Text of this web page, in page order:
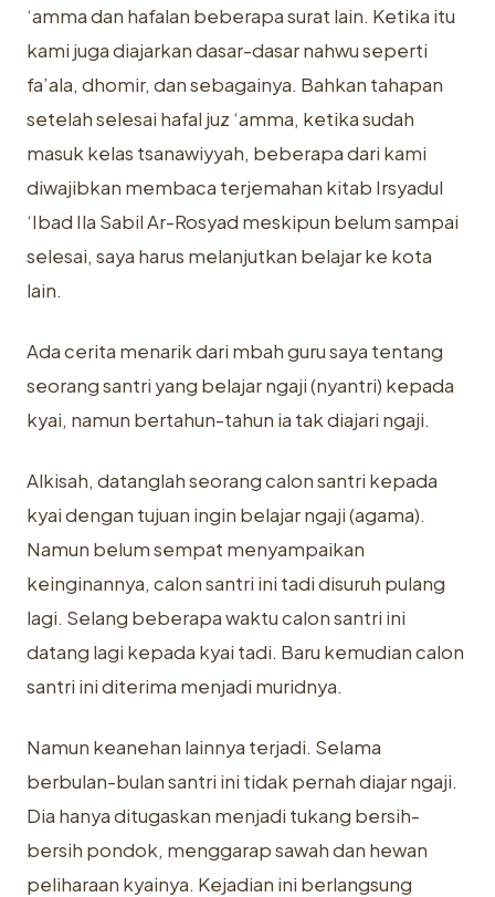
‘amma dan hafalan beberapa surat lain. Ketika itu
kami juga diajarkan dasar-dasar nahwu seperti
fa’ala, dhomir, dan sebagainya. Bahkan tahapan
setelah selesai hafal juz ‘amma, ketika sudah
masuk kelas tsanawiyyah, beberapa dari kami
diwajibkan membaca terjemahan kitab Irsyadul
‘Ibad Ila Sabil Ar-Rosyad meskipun belum sampai
selesai, saya harus melanjutkan belajar ke kota
lain.
Ada cerita menarik dari mbah guru saya tentang
seorang santri yang belajar ngaji (nyantri) kepada
kyai, namun bertahun-tahun ia tak diajari ngaji.
Alkisah, datanglah seorang calon santri kepada
kyai dengan tujuan ingin belajar ngaji (agama).
Namun belum sempat menyampaikan
keinginannya, calon santri ini tadi disuruh pulang
lagi. Selang beberapa waktu calon santri ini
datang lagi kepada kyai tadi. Baru kemudian calon
santri ini diterima menjadi muridnya.
Namun keanehan lainnya terjadi. Selama
berbulan-bulan santri ini tidak pernah diajar ngaji.
Dia hanya ditugaskan menjadi tukang bersih-
bersih pondok, menggarap sawah dan hewan
peliharaan kyainya. Kejadian ini berlangsung